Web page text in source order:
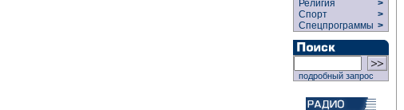
Религия
>
Спорт
>
Спецпрограммы >
подробный запрос